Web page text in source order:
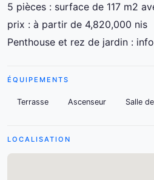
5 pièces : surface de 117 m2
prix : à partir de 4,820,000 nis
Penthouse et rez de jardin :
ÉQUIPEMENTS
Terrasse Ascenseur Salle
LOCALISATION